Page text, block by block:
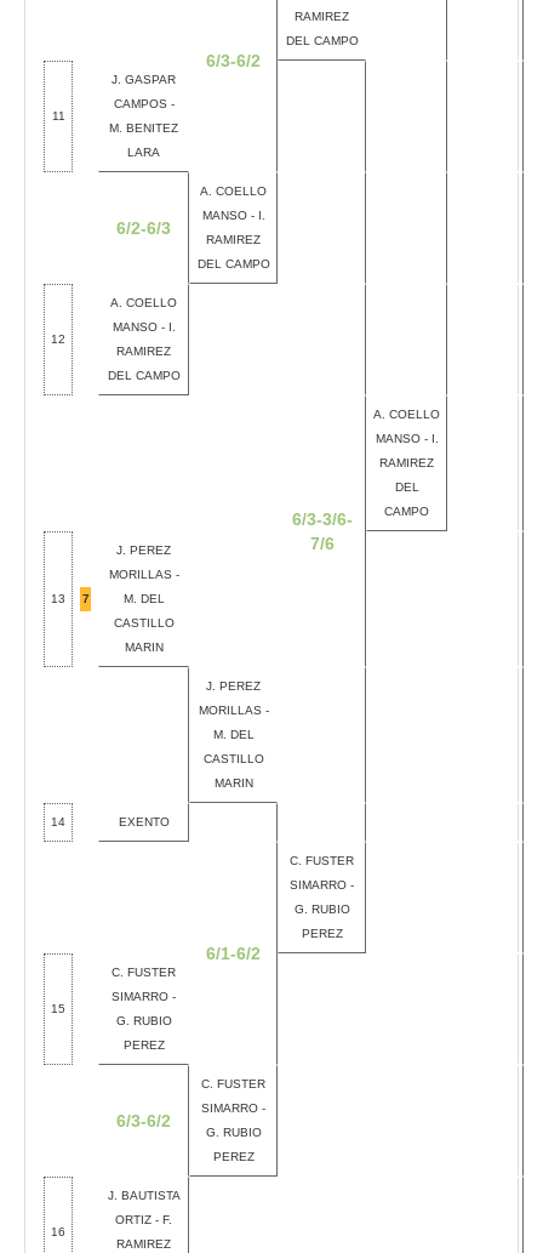
6/3-6/2
RAMIREZ
DEL CAMPO
11
J. GASPAR
CAMPOS -
M. BENITEZ
LARA
6/2-6/3
A. COELLO
MANSO - I.
RAMIREZ
DEL CAMPO
12
A. COELLO
MANSO - I.
RAMIREZ
DEL CAMPO
6/3-3/6-
7/6
A. COELLO
MANSO - I.
RAMIREZ
DEL
CAMPO
13 7
J. PEREZ
MORILLAS -
M. DEL
CASTILLO
MARIN
J. PEREZ
MORILLAS -
M. DEL
CASTILLO
MARIN
14 EXENTO
6/1-6/2
C. FUSTER
SIMARRO -
G. RUBIO
PEREZ
15
C. FUSTER
SIMARRO -
G. RUBIO
PEREZ
6/3-6/2
C. FUSTER
SIMARRO -
G. RUBIO
PEREZ
16
J. BAUTISTA
ORTIZ - F.
RAMIREZ